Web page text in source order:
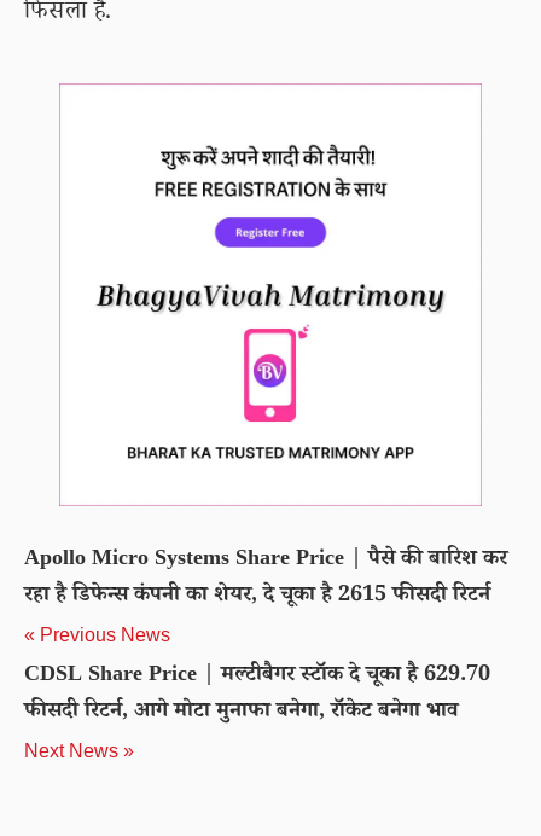
फिसला है.
Apollo Micro Systems Share Price | पैसे की बारिश कर
रहा है डिफेन्स कंपनी का शेयर, दे चूका है 2615 फीसदी रिटर्न
« Previous News
CDSL Share Price | मल्टीबैगर स्टॉक दे चूका है 629.70
फीसदी रिटर्न, आगे मोटा मुनाफा बनेगा, रॉकेट बनेगा भाव
Next News »